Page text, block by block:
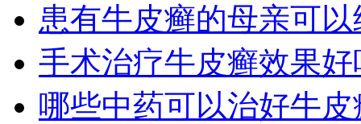
患有牛皮癣的母亲可
手术治疗牛皮癣效果好
哪些中药可以治好牛皮